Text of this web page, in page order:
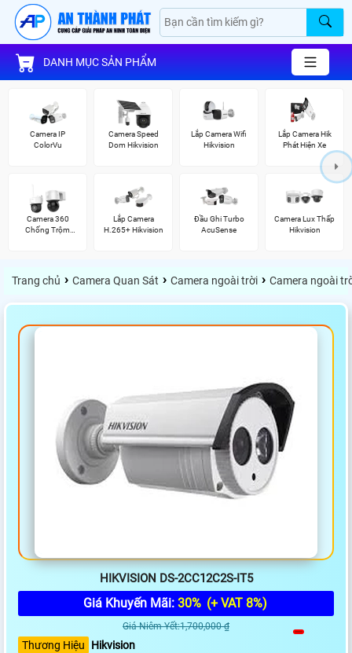
DANH MỤC SẢN PHẨM
Camera IP
ColorVu
Camera Speed
Dom Hikvision
Lắp Camera Wifi
Hikvision
Lắp Camera Hik
Phát Hiện Xe
Camera 360
Chống Trộm
Lắp Camera
H.265+ Hikvision
Đầu Ghi Turbo
AcuSense
Camera Lux Thấp
Hikvision
Trang chủ › Camera Quan Sát › Camera ngoài trời › Camera ngoài
HIKVISION DS-2CC12C2S-IT5
Giá Khuyến Mãi: 30% (+ VAT 8%)
Giá Niêm Yết:1,700,000 ₫
Thương Hiệu
Hikvision